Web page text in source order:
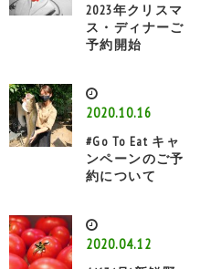
2023年クリスマ
ス・ディナーご
予約開始
2020.10.16
#Go To Eat キャ
ンペーンのご予
約について
2020.04.12